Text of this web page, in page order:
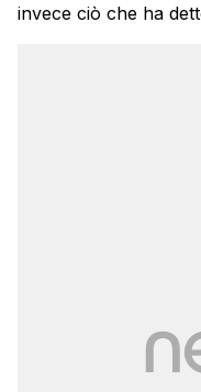
invece ciò che ha